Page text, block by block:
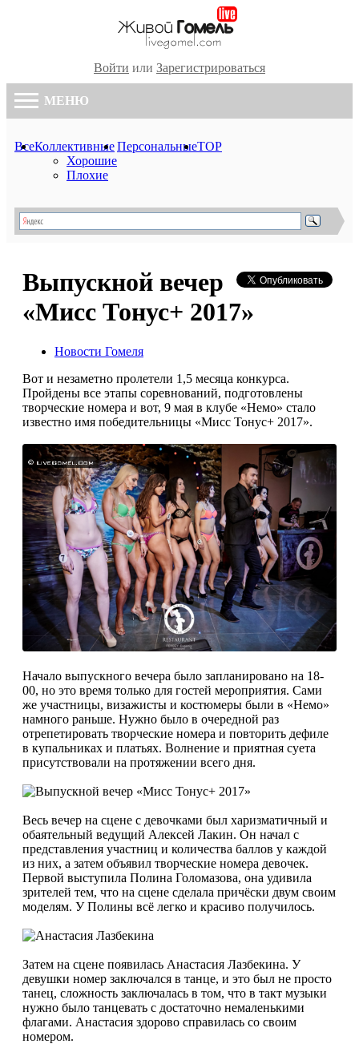
Войти или Зарегистрироваться
МЕНЮ
ВсеКоллективные
Хорошие
Плохие
ПерсональныеTOP
Выпускной вечер
«Мисс Тонус+ 2017»
Новости Гомеля
Вот и незаметно пролетели 1,5 месяца конкурса.
Пройдены все этапы соревнований, подготовлены
творческие номера и вот, 9 мая в клубе «Немо» стало
известно имя победительницы «Мисс Тонус+ 2017».
Начало выпускного вечера было запланировано на 18-
00, но это время только для гостей мероприятия. Сами
же участницы, визажисты и костюмеры были в «Немо»
намного раньше. Нужно было в очередной раз
отрепетировать творческие номера и повторить дефиле
в купальниках и платьях. Волнение и приятная суета
присутствовали на протяжении всего дня.
Весь вечер на сцене с девочками был харизматичный и
обаятельный ведущий Алексей Лакин. Он начал с
представления участниц и количества баллов у каждой
из них, а затем объявил творческие номера девочек.
Первой выступила Полина Голомазова, она удивила
зрителей тем, что на сцене сделала причёски двум своим
моделям. У Полины всё легко и красиво получилось.
Затем на сцене появилась Анастасия Лазбекина. У
девушки номер заключался в танце, и это был не просто
танец, сложность заключалась в том, что в такт музыки
нужно было танцевать с достаточно немаленькими
флагами. Анастасия здорово справилась со своим
номером.